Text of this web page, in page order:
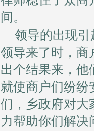
间。
领导的出现
领导来了时，商
出个结果来，他
就使商户们纷纷
们，乡政府对大
力帮助你们解